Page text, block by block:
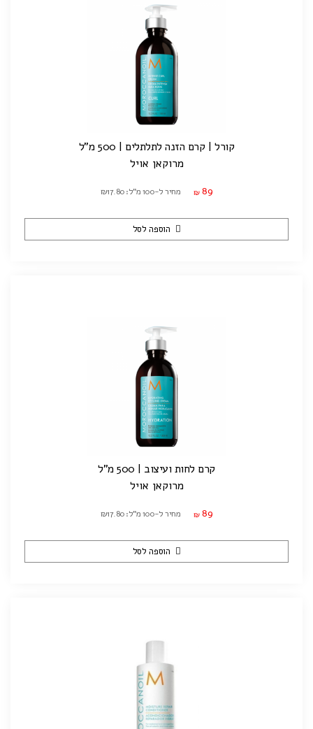
קורל | קרם הזנה לתלתלים | 500 מ"ל
מרוקאן אויל
₪ 89 מחיר ל-100 מ"ל: ₪17.80
הוספה לסל
קרם לחות ועיצוב | 500 מ"ל
מרוקאן אויל
₪ 89 מחיר ל-100 מ"ל: ₪17.80
הוספה לסל